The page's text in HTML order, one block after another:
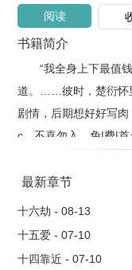
阅读
书籍简介
“我全身上下最值钱
道。……彼时，楚衍怀
剧情，后期想好好写
c，不喜勿入。免|费|
最新章节
十六劫 - 08-13
十五爱 - 07-10
十四靠近 - 07-10